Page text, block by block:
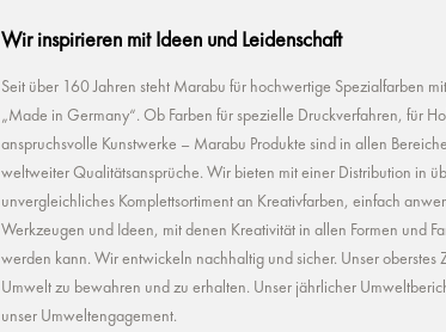
Wir inspirieren mit Ideen und Leidenschaft
Seit über 160 Jahren steht Marabu für hochwertige Spezialfarben
„Made in Germany“. Ob Farben für spezielle Druckverfahren, für
anspruchsvolle Kunstwerke – Marabu Produkte sind in allen
weltweiter Qualitätsansprüche. Wir bieten mit einer Distribution in
unvergleichliches Komplettsortiment an Kreativfarben, einfach
Werkzeugen und Ideen, mit denen Kreativität in allen Formen und
werden kann. Wir entwickeln nachhaltig und sicher. Unser oberstes
Umwelt zu bewahren und zu erhalten. Unser jährlicher
unser Umweltengagement.